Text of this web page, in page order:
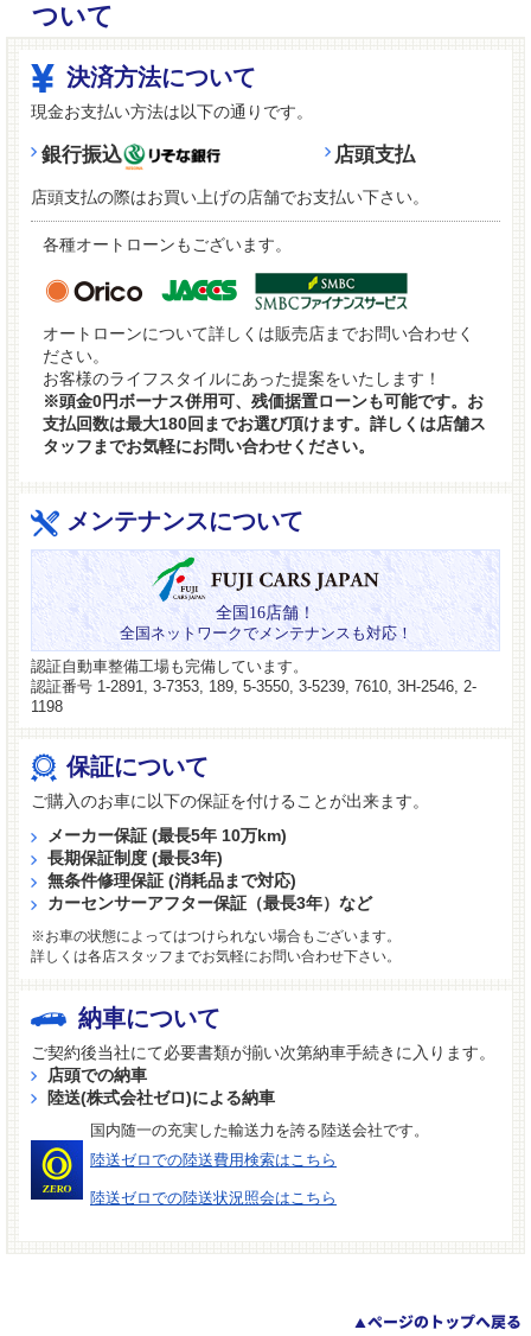
ついて
決済方法について
現金お支払い方法は以下の通りです。
銀行振込 店頭支払
店頭支払の際はお買い上げの店舗でお支払い下さい。
各種オートローンもございます。
オートローンについて詳しくは販売店までお問い合わせく
ださい。
お客様のライフスタイルにあった提案をいたします！
※頭金0円ボーナス併用可、残価据置ローンも可能です。お
支払回数は最大180回までお選び頂けます。詳しくは店舗ス
タッフまでお気軽にお問い合わせください。
メンテナンスについて
全国16店舗！
全国ネットワークでメンテナンスも対応！
認証自動車整備工場も完備しています。
認証番号 1-2891, 3-7353, 189, 5-3550, 3-5239, 7610, 3H-2546, 2-
1198
保証について
ご購入のお車に以下の保証を付けることが出来ます。
メーカー保証 (最長5年 10万km)
長期保証制度 (最長3年)
無条件修理保証 (消耗品まで対応)
カーセンサーアフター保証（最長3年）など
※お車の状態によってはつけられない場合もございます。
詳しくは各店スタッフまでお気軽にお問い合わせ下さい。
納車について
ご契約後当社にて必要書類が揃い次第納車手続きに入ります。
店頭での納車
陸送(株式会社ゼロ)による納車
国内随一の充実した輸送力を誇る陸送会社です。
陸送ゼロでの陸送費用検索はこちら
陸送ゼロでの陸送状況照会はこちら